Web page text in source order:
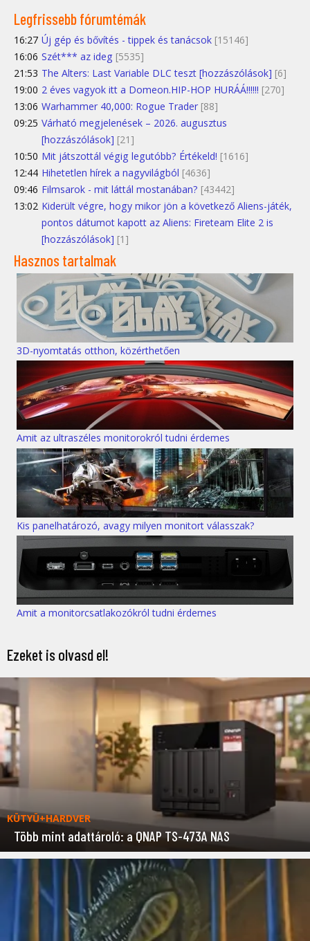
Legfrissebb fórumtémák
16:27 Új gép és bővítés - tippek és tanácsok [15146]
16:06 Szét*** az ideg [5535]
21:53 The Alters: Last Variable DLC teszt [hozzászólások] [6]
19:00 2 éves vagyok itt a Domeon.HIP-HOP HURÁÁ!!!!!! [270]
13:06 Warhammer 40,000: Rogue Trader [88]
09:25 Várható megjelenések – 2026. augusztus
[hozzászólások] [21]
10:50 Mit játszottál végig legutóbb? Értékeld! [1616]
12:44 Hihetetlen hírek a nagyvilágból [4636]
09:46 Filmsarok - mit láttál mostanában? [43442]
13:02 Kiderült végre, hogy mikor jön a következő Aliens-játék,
pontos dátumot kapott az Aliens: Fireteam Elite 2 is
[hozzászólások] [1]
Hasznos tartalmak
3D-nyomtatás otthon, közérthetően
Amit az ultraszéles monitorokról tudni érdemes
Kis panelhatározó, avagy milyen monitort válasszak?
Amit a monitorcsatlakozókról tudni érdemes
Ezeket is olvasd el!
KÜTYÜ+HARDVER
Több mint adattároló: a QNAP TS-473A NAS